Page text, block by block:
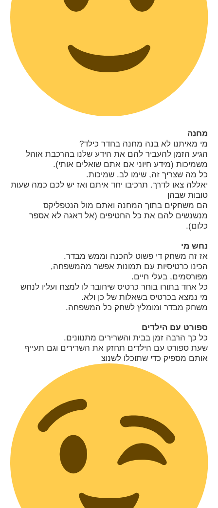
מחנה
מי מאיתנו לא בנה מחנה בחדר כילד?
הגיע הזמן להעביר להם את הידע שלנו בהרכבת אוהל
משמיכות (מידע חיוני אם אתם שואלים אותי).
כל מה שצריך זה, שימו לב. שמיכות.
יאללה צאו לדרך. תרכיבו יחד איתם ואז יש לכם כמה שעות
טובות שבהן
הם משחקים בתוך המחנה ואתם מול הנטפליקס
מנשנשים להם את כל החטיפים (אל דאגה לא אספר
כלום).
נחש מי
אז זה משחק די פשוט להכנה וממש מבדר.
הכינו כרטיסיות עם תמונות אפשר מהמשפחה,
מפורסמים, בעלי חיים.
כל אחד בתורו בוחר כרטיס שיחובר לו למצח ועליו לנחש
מי נמצא בכרטיס בשאלות של כן ולא.
משחק מבדר ומומלץ לשחק כל המשפחה.
ספורט עם הילדים
כל כך הרבה זמן בבית והשרירים מתנוונים.
שעת ספורט עם הילדים תחזק את השרירים וגם תעייף
אותם מספיק כדי שתוכלו לשנוצ